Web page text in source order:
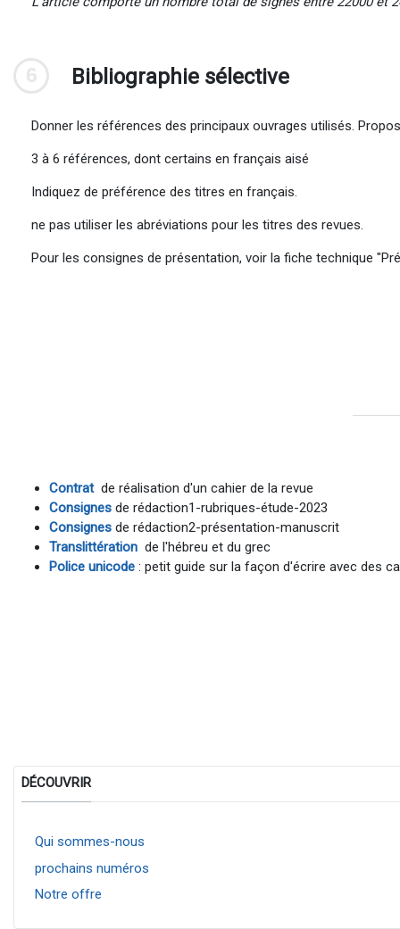
6 Bibliographie sélective
Donner les références des principaux ouvrages utilisés.
3 à 6 références, dont certains en français aisé
Indiquez de préférence des titres en français.
ne pas utiliser les abréviations pour les titres des revues.
Pour les consignes de présentation, voir la fiche technique
Contratde réalisation d'un cahier de la revue
Consignes de rédaction1-rubriques-étude-2023
Consignes de rédaction2-présentation-manuscrit
Translittération de l'hébreu et du grec
Police unicode : petit guide sur la façon d'écrire avec des
DÉCOUVRIR
Qui sommes-nous
prochains numéros
Notre offre